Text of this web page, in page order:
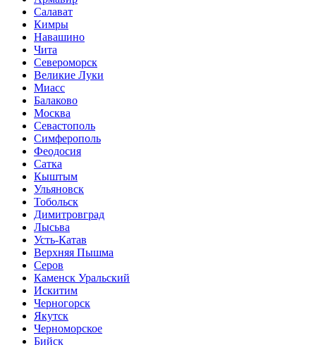
Салават
Кимры
Навашино
Чита
Североморск
Великие Луки
Миасс
Балаково
Москва
Севастополь
Симферополь
Феодосия
Сатка
Кыштым
Ульяновск
Тобольск
Димитровград
Лысьва
Усть-Катав
Верхняя Пышма
Серов
Каменск Уральский
Искитим
Черногорск
Якутск
Черноморское
Бийск